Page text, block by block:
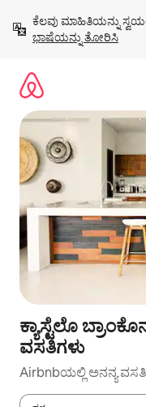
ಹೋಗಿ
ಕೆಲವು ಮಾಹಿತಿಯನ್ನು
ಭಾಷೆಯನ್ನು ತೋರಿಸಿ
ಕ್ಯಾಸ್ಟೆಲೊ
ವಸತಿಗಳು
Airbnbಯಲ್ಲಿ ಅನನ್ಯ